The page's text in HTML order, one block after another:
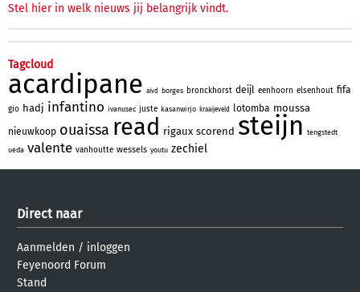
Stel hier in welk nieuws jij belangrijk vindt.
Tagcloud
acardipane aivd borges bronckhorst deijl eenhoorn elsenhout fifa
gio hadj infantino ivanusec juste kasanwirjo kraaijeveld lotomba moussa
nieuwkoop ouaissa read rigaux scorend steijn tengstedt
ueda valente vanhoutte wessels youtu zechiel
Direct naar
Aanmelden / inloggen
Feyenoord Forum
Stand